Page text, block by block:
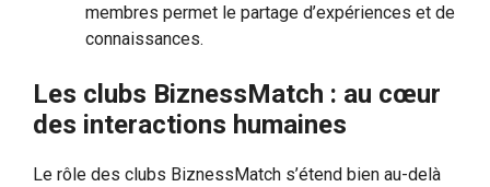
membres permet le partage d’expériences et de
connaissances.
Les clubs BiznessMatch : au cœur
des interactions humaines
Le rôle des clubs BiznessMatch s’étend bien au-delà